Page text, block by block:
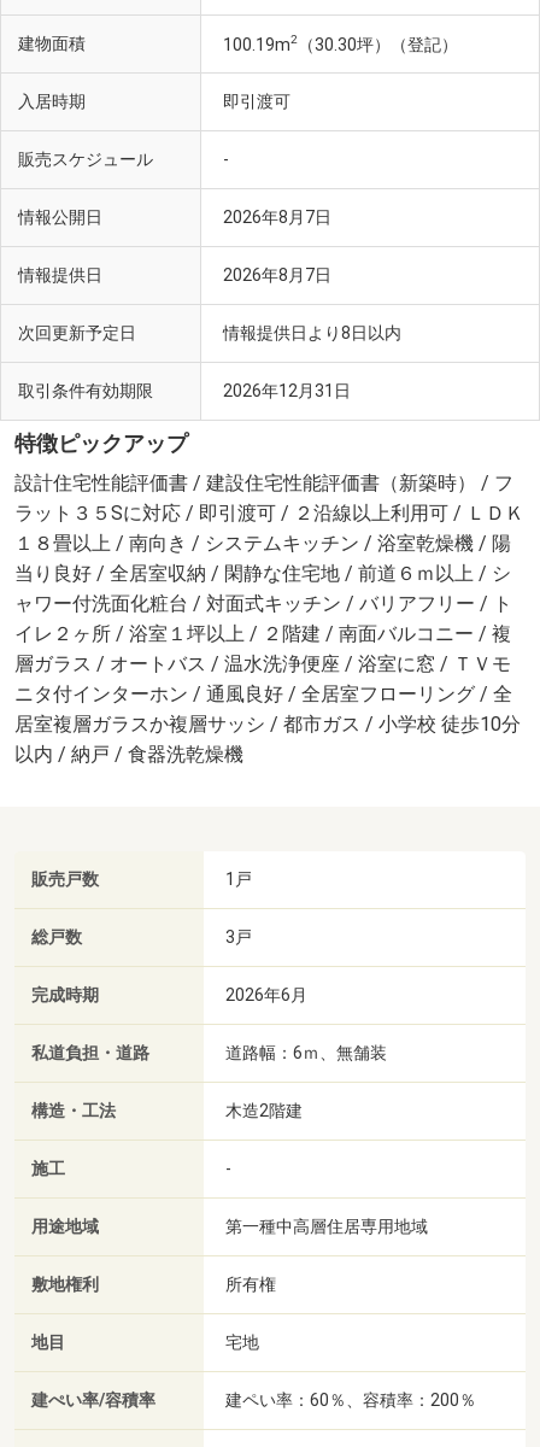
建物面積 100.19m2 （30.30坪）（登記）
入居時期 即引渡可
販売スケジュール -
情報公開日 2026年8月7日
情報提供日 2026年8月7日
次回更新予定日 情報提供日より8日以内
取引条件有効期限 2026年12月31日
特徴ピックアップ
設計住宅性能評価書 / 建設住宅性能評価書（新築時） / フ
ラット３５Sに対応 / 即引渡可 / ２沿線以上利用可 / ＬＤＫ
１８畳以上 / 南向き / システムキッチン / 浴室乾燥機 / 陽
当り良好 / 全居室収納 / 閑静な住宅地 / 前道６ｍ以上 / シ
ャワー付洗面化粧台 / 対面式キッチン / バリアフリー / ト
イレ２ヶ所 / 浴室１坪以上 / ２階建 / 南面バルコニー / 複
層ガラス / オートバス / 温水洗浄便座 / 浴室に窓 / ＴＶモ
ニタ付インターホン / 通風良好 / 全居室フローリング / 全
居室複層ガラスか複層サッシ / 都市ガス / 小学校 徒歩10分
以内 / 納戸 / 食器洗乾燥機
販売戸数 1戸
総戸数 3戸
完成時期 2026年6月
私道負担・道路 道路幅：6ｍ、無舗装
構造・工法 木造2階建
施工 -
用途地域 第一種中高層住居専用地域
敷地権利 所有権
地目 宅地
建ぺい率/容積率 建ペい率：60％、容積率：200％